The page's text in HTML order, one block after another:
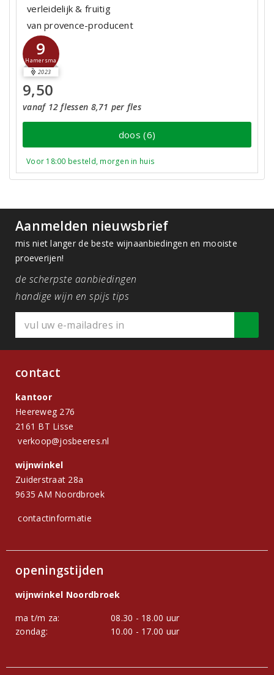
verleidelijk & fruitig
van provence-producent
9
Hamersma
2023
9,50
vanaf 12 flessen 8,71 per fles
doos (6)
Voor 18:00 besteld, morgen in huis
Aanmelden nieuwsbrief
mis niet langer de beste wijnaanbiedingen en mooiste
proeverijen!
de scherpste aanbiedingen
handige wijn en spijs tips
contact
kantoor
Heereweg 276
2161 BT Lisse
verkoop@josbeeres.nl
wijnwinkel
Zuiderstraat 28a
9635 AM Noordbroek
contactinformatie
openingstijden
wijnwinkel Noordbroek
ma t/m za:
08.30 - 18.00 uur
zondag:
10.00 - 17.00 uur